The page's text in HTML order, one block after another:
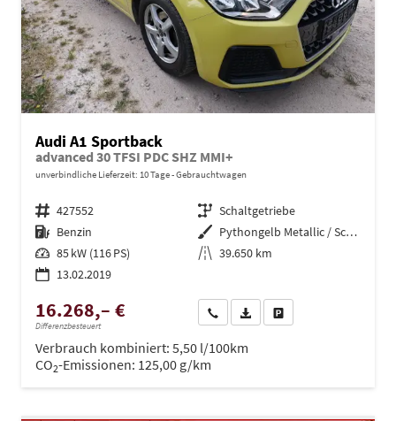
Audi A1 Sportback
advanced 30 TFSI PDC SHZ MMI+
unverbindliche Lieferzeit: 10 Tage Gebrauchtwagen
Fahrzeugnr. 427552 Getriebe Schaltgetriebe
Kraftstoff Benzin Außenfarbe
Pythongelb Metallic / Schwarz
Leistung 85 kW (116 PS) Kilometerstand 39.650 km
13.02.2019
16.268,– €
Differenzbesteuert
Wir rufen Sie anPDF-Datei, Fahrzeugexposé
Verbrauch kombiniert: 5,50 l/100km
CO2-Emissionen: 125,00 g/km